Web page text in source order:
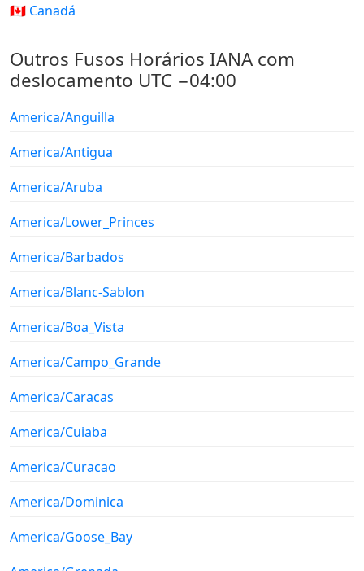
🇨🇦 Canadá
Outros Fusos Horários IANA com
deslocamento UTC −04:00
America/Anguilla
America/Antigua
America/Aruba
America/Lower_Princes
America/Barbados
America/Blanc-Sablon
America/Boa_Vista
America/Campo_Grande
America/Caracas
America/Cuiaba
America/Curacao
America/Dominica
America/Goose_Bay